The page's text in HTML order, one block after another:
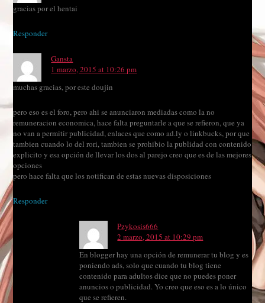
gracias por el hentai
Responder
Gansta
1 marzo, 2015 at 10:26 pm
muchas gracias, por este doujin
pero eso es el foro, pero ahi se anunciaron mediadas como la no
remuneracion economica, hace falta preguntarle a que se refieron, que ya
no van a permitir publicidad, enlaces que como ad.ly o linkbucks, por que
tambien cuando lo del rori, tambien se prohibio la publidad con contenido
explicito y esa opción de llevar los dos al parejo creo que es de las mejores
opciones
pero hace falta que los notifican de estas nuevas disposiciones
Responder
Pzykosis666
2 marzo, 2015 at 10:29 pm
En blogger hay una opción de remunerar tu blog y es
poniendo ads, solo que cuando tu blog tiene
contenido para adultos dice que no puedes poner
anuncios o publicidad. Yo creo que eso es a lo único
que se refieren.